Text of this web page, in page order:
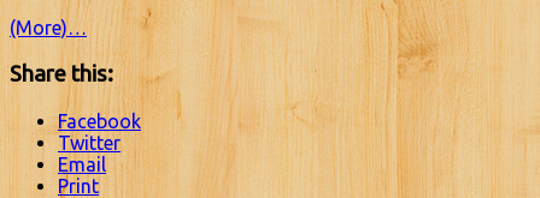
(More)…
Share this:
Facebook
Twitter
Email
Print